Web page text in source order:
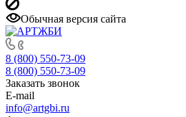
Обычная версия сайта
8 (800) 550-73-09
8 (800) 550-73-09
Заказать звонок
E-mail
info@artgbi.ru